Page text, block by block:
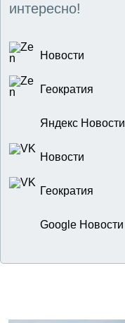
интересно!
Новости
Геократия
Яндекс Новости
Новости
Геократия
Google Новости